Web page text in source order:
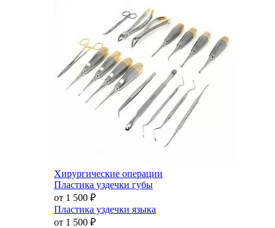
Хирургические операции
Пластика уздечки губы
от 1 500 ₽
Пластика уздечки языка
от 1 500 ₽